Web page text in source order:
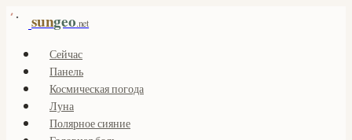
sungeo.net
Сейчас
Панель
Космическая погода
Луна
Полярное сияние